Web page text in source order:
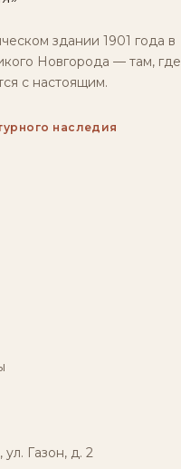
здании 1901 года в
Новгорода — там, где
с настоящим.
наследия
Газон, д. 2